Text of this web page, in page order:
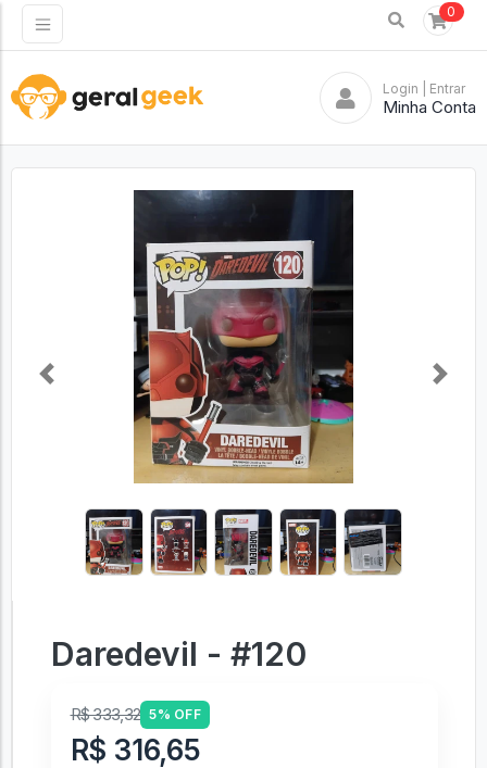
0
Login | Entrar
Minha Conta
Previous Next
Daredevil - #120
R$ 333,32 5% OFF
R$ 316,65